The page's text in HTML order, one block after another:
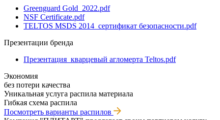
Greenguard Gold_2022.pdf
NSF Certificate.pdf
TELTOS MSDS 2014_сертификат безопасности.pdf
Презентации бренда
Презентация_кварцевый агломерта Teltos.pdf
Экономия
без потери качества
Уникальная услуга распила материала
Гибкая схема распила
Посмотреть варианты распилов